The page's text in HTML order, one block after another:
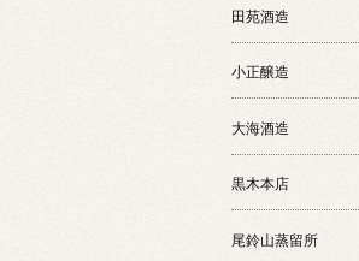
田苑酒造
小正醸造
大海酒造
黒木本店
尾鈴山蒸留所